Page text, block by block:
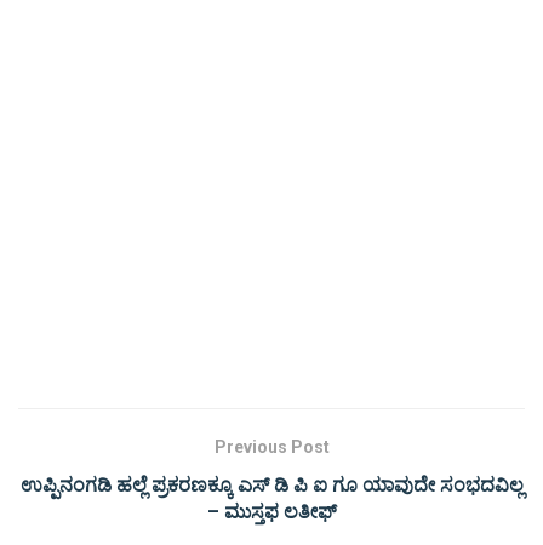
Previous Post
ಉಪ್ಪಿನಂಗಡಿ ಹಲ್ಲೆ ಪ್ರಕರಣಕ್ಕೂ ಎಸ್ ಡಿ ಪಿ ಐ ಗೂ ಯಾವುದೇ ಸಂಭದವಿಲ್ಲ
– ಮುಸ್ತಫ ಲತೀಫ್